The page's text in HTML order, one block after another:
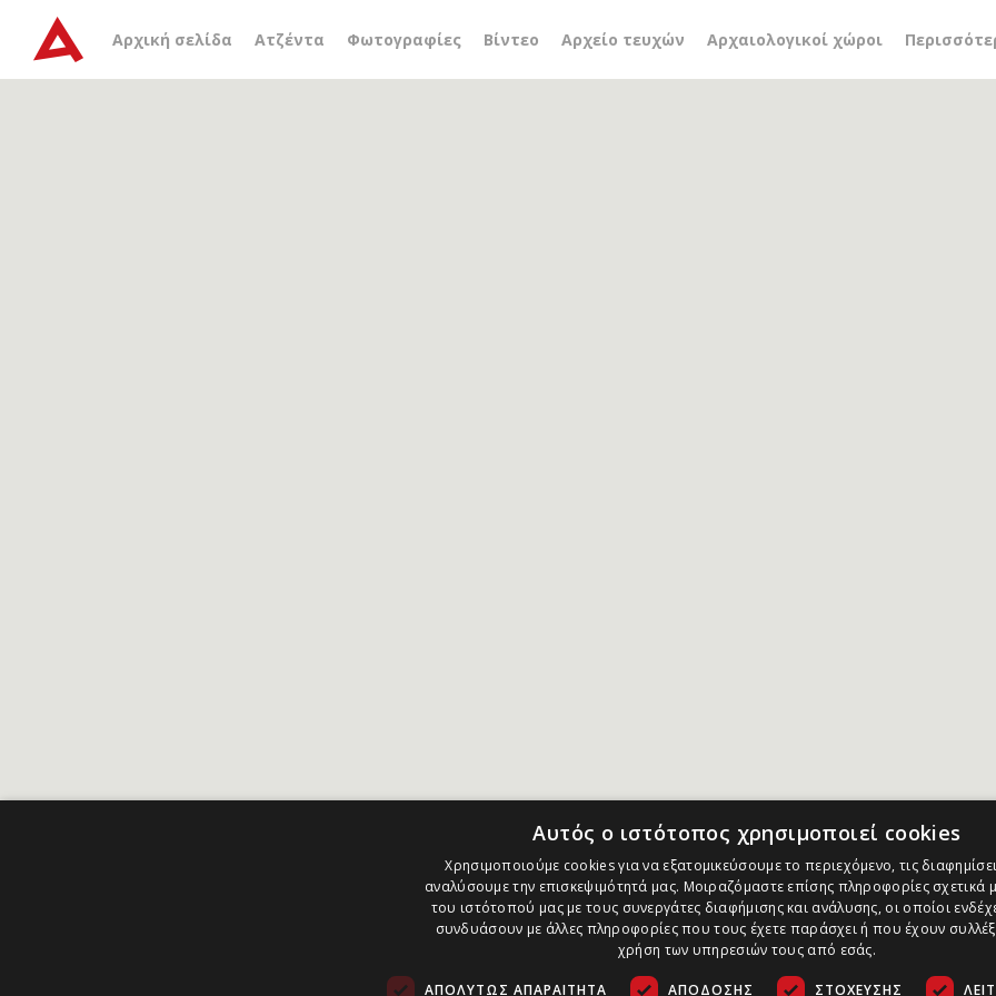
Αρχική σελίδα Ατζέντα Φωτογραφίες Βίντεο Αρχείο τευχών Αρχαιολογικοί χώροι
Αρχείο ετικέτας Σκαφίδι
Αυτός ο ιστότοπος χρησιμοποιεί cookies
Χρησιμοποιούμε cookies για να εξατομικεύσουμε το περιεχόμενο, τις
αναλύσουμε την επισκεψιμότητά μας. Μοιραζόμαστε επίσης πληροφορίες σχετικά
του ιστότοπού μας με τους συνεργάτες διαφήμισης και ανάλυσης, οι οποίοι
συνδυάσουν με άλλες πληροφορίες που τους έχετε παράσχει ή που έχουν
χρήση των υπηρεσιών τους από εσάς.
ΑΠΟΛΎΤΩΣ ΑΠΑΡΑΊΤΗΤΑ ΑΠΌΔΟΣΗΣ ΣΤΌΧΕΥΣΗΣ